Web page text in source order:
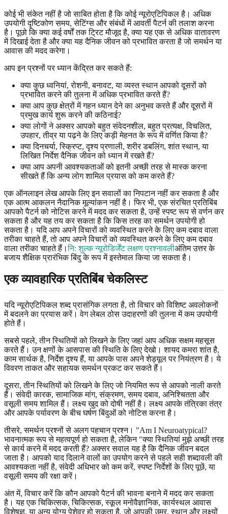
कोई भी संकेत नहीं है जो साबित होता है कि कोई न्यूरोएटिपिकल है। अधिक
उपयोगी दृष्टिकोण समय, सेटिंग्स और संबंधों में आवर्ती पैटर्न की तलाश करना
है। पूछो कि क्या कई वर्षों तक ट्रिट मौजूद है, क्या यह एक से अधिक वातावरण
में दिखाई देता है और क्या यह दैनिक जीवन को प्रभावित करता है जो समर्थन या
आवास की मदद करेगा।
आप इन प्रश्नों पर ध्यान केंद्रित कर सकते हैं:
क्या कुछ ध्वनियां, रोशनी, बनावट, या व्यस्त स्थान आपको दूसरों को
प्रभावित करने की तुलना में अधिक प्रभावित करते हैं?
क्या आप कुछ क्षेत्रों में गहन ध्यान देने का अनुभव करते हैं और दूसरों में
प्रमुख कार्य शुरू करने की कठिनाई?
क्या लोगों ने अक्सर आपको बहुत संवेदनशील, बहुत प्रत्यक्ष, विचलित,
उपहार, तीव्र या पढ़ने के लिए कड़ी मेहनत के रूप में वर्णित किया है?
क्या दिनचर्या, स्क्रिप्ट, दृश्य प्रणाली, शरीर डबलिंग, शांत स्थान, या
लिखित निर्देश दैनिक जीवन को ध्यान में रखते हैं?
क्या आप अपनी आवश्यकताओं को इतनी अच्छी तरह से मास्क करना
सीखते हैं कि अन्य लोग शामिल प्रयास को कम करते हैं?
एक ऑनलाइन लेख आपके लिए इन सवालों का निपटान नहीं कर सकता है और
एक आत्म आकलन नैदानिक मूल्यांकन नहीं है। फिर भी, एक संरचित प्रतिबिंब
आपको पैटर्न को नोटिस करने में मदद कर सकता है, उन्हें स्पष्ट रूप से वर्णन कर
सकता है और यह तय कर सकता है कि किस तरह का समर्थन उपयोगी हो
सकता है। यदि आप अपने विचारों को व्यवस्थित करने के लिए कम दबाव वाला
तरीका चाहते हैं, तो आप अपने विचारों को व्यवस्थित करने के लिए कम दबाव
वाला तरीका चाहते हैं।नि: शुल्क न्यूरोडिर्जेंट लक्षण प्रश्नावलीअंतिम उत्तर के
बजाय शैक्षिक प्रारंभिक बिंदु के रूप में इस्तेमाल किया जा सकता है।
एक व्यावहारिक प्रतिबिंब चेकलिस्ट
यदि न्यूरोएटिपिकल शब्द प्रासंगिक लगता है, तो विचार को विशिष्ट अवलोकनों
में बदलने का प्रयास करें। वेग लेबल ठोस उदाहरणों की तुलना में कम उपयोगी
होते हैं।
सबसे पहले, तीन स्थितियों को लिखने के लिए जहां आप अधिक सक्षम महसूस
करते हैं। उन क्षणों के आसपास की स्थिति के लिए देखो। शायद कमरा शांत है,
काम सार्थक है, निर्देश दृश्य हैं, या आपके पास अपने शेड्यूल पर नियंत्रण है। ये
विवरण ताकत और सहायक समर्थन प्रकट कर सकते हैं।
दूसरा, तीन स्थितियों को लिखने के लिए जो नियमित रूप से आपको नाली करते
हैं। संवेदी कारक, सामाजिक मांग, संक्रमण, समय दबाव, अनिश्चितता और
वसूली समय शामिल हैं। लक्ष्य खुद को दोषी नहीं है। लक्ष्य आपके तंत्रिका तंत्र
और आपके पर्यावरण के बीच घर्षण बिंदुओं को नोटिस करना है।
तीसरे, समर्थन प्रश्नों से अलग पहचान प्रश्न। "Am I Neuroatypical?
भावनात्मक रूप से महत्वपूर्ण हो सकता है, लेकिन "क्या स्थितियां मुझे अच्छी तरह
से कार्य करने में मदद करती हैं? अक्सर सवाल यह है कि दैनिक जीवन बदल
जाता है। आपको याद दिलाने वालों का उपयोग करने से पहले सही शब्दावली की
आवश्यकता नहीं है, संवेदी अधिभार को कम करें, स्पष्ट निर्देशों के लिए पूछें, या
वसूली समय की रक्षा करें।
अंत में, विचार करें कि कौन आपको पैटर्न की भावना बनाने में मदद कर सकता
है। यह एक चिकित्सक, चिकित्सक, स्कूल मनोवैज्ञानिक, कार्यस्थल आवास
विशेषज्ञ, या अन्य योग्य पेशेवर हो सकता है, जो आपकी उम्र, स्थान और लक्ष्यों